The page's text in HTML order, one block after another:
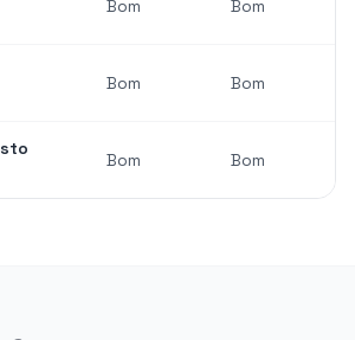
Bom Bom
Bom Bom
Bom Bom